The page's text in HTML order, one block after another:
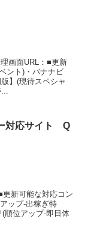
画面URL：■更新
ント)・バナナビ
】(現待スペシャ
対応サイト Q
新可能な対応コン
ップ-出稼ぎ特
順位アップ-即日体